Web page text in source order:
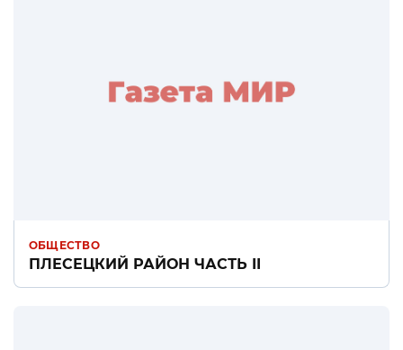
ОБЩЕСТВО
ПЛЕСЕЦКИЙ РАЙОН ЧАСТЬ II